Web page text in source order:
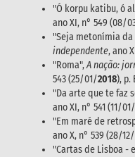
"Ó korpu katibu, ó
ano XI, n° 549 (08/
"Seja metonímia
independente, ano
"Roma",A nação:
543 (25/01/2018), p.
"Da arte que te faz
ano XI, n° 541 (11/01/
"Em maré de
ano X, n° 539 (28/12/
"Cartas de Lisboa -